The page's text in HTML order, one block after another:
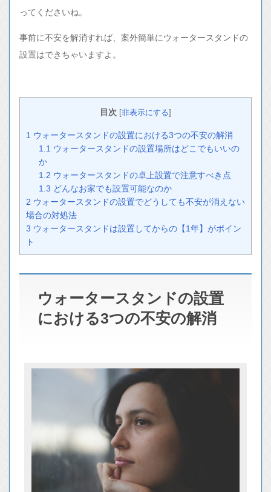
ってくださいね。
事前に不安を解消すれば、案外簡単にウォータースタンドの
設置はできちゃいますよ。
目次 非表示にする
1 ウォータースタンドの設置における3つの不安の解消
1.1 ウォータースタンドの設置場所はどこでもいいの
か
1.2 ウォータースタンドの卓上設置で注意すべき点
1.3 どんなお家でも設置可能なのか
2 ウォータースタンドの設置でどうしても不安が消えない
場合の対処法
3 ウォータースタンドは設置してからの【1年】がポイン
ト
ウォータースタンドの設置
における3つの不安の解消